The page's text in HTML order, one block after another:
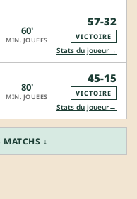
60'
MIN. JOUEES
57-32
VICTOIRE
Stats du joueur→
80'
MIN. JOUEES
45-15
VICTOIRE
Stats du joueur→
↓